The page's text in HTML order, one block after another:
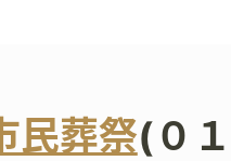
民葬祭(０